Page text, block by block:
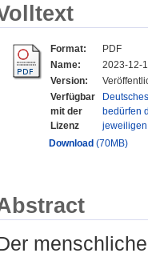
Format:
PDF
Name:
2023-12-
Version:
Verfügbar
mit der
Lizenz
bedürfen
Download (70MB)